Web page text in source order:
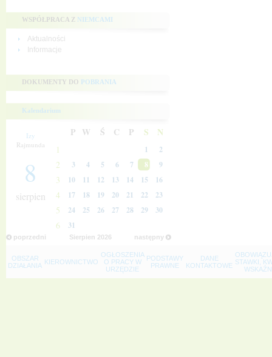
WSPÓŁPRACA Z NIEMCAMI
Aktualności
Informacje
DOKUMENTY DO POBRANIA
Kalendarium
Izy
Rajmunda
8
sierpien
P W Ś C P S N
1 1 2
2 3 4 5 6 7 8 9
3 10 11 12 13 14 15 16
4 17 18 19 20 21 22 23
5 24 25 26 27 28 29 30
6 31
poprzedni następny
Sierpien 2026
OBSZAR
DZIAŁANIA KIEROWNICTWO
OGŁOSZENIA
O PRACY W
URZĘDZIE
PODSTAWY
PRAWNE
DANE
KONTAKTOWE STAWKI,